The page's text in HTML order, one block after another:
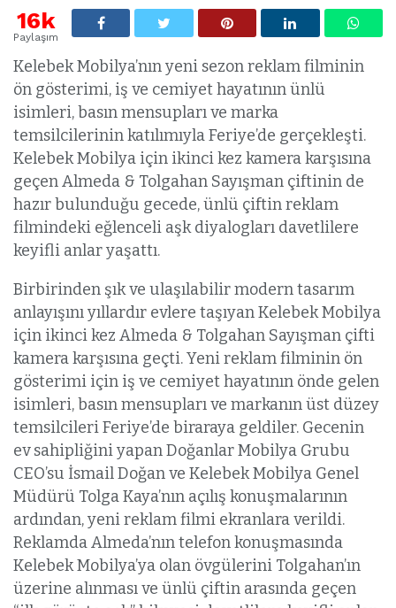
16k
Paylaşım
Kelebek Mobilya’nın yeni sezon reklam filminin
ön gösterimi, iş ve cemiyet hayatının ünlü
isimleri, basın mensupları ve marka
temsilcilerinin katılımıyla Feriye’de gerçekleşti.
Kelebek Mobilya için ikinci kez kamera karşısına
geçen Almeda & Tolgahan Sayışman çiftinin de
hazır bulunduğu gecede, ünlü çiftin reklam
filmindeki eğlenceli aşk diyalogları davetlilere
keyifli anlar yaşattı.
Birbirinden şık ve ulaşılabilir modern tasarım
anlayışını yıllardır evlere taşıyan Kelebek Mobilya
için ikinci kez Almeda & Tolgahan Sayışman çifti
kamera karşısına geçti. Yeni reklam filminin ön
gösterimi için iş ve cemiyet hayatının önde gelen
isimleri, basın mensupları ve markanın üst düzey
temsilcileri Feriye’de biraraya geldiler. Gecenin
ev sahipliğini yapan Doğanlar Mobilya Grubu
CEO’su İsmail Doğan ve Kelebek Mobilya Genel
Müdürü Tolga Kaya’nın açılış konuşmalarının
ardından, yeni reklam filmi ekranlara verildi.
Reklamda Almeda’nın telefon konuşmasında
Kelebek Mobilya’ya olan övgülerini Tolgahan’ın
üzerine alınması ve ünlü çiftin arasında geçen